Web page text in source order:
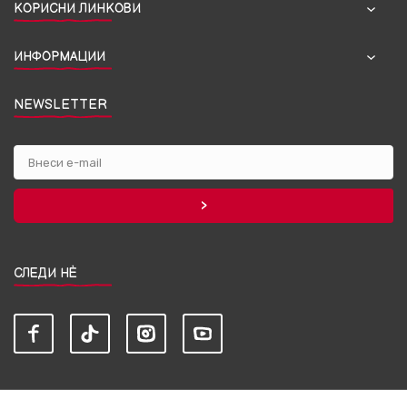
КОРИСНИ ЛИНКОВИ
ИНФОРМАЦИИ
NEWSLETTER
СЛЕДИ НЀ